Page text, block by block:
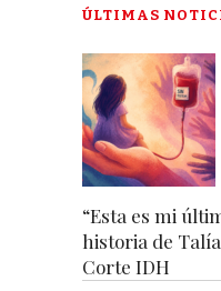
ÚLTIMAS
“Esta es mi
historia de
Corte IDH